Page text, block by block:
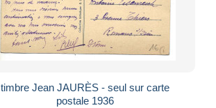
timbre Jean JAURÈS - seul sur carte
postale 1936